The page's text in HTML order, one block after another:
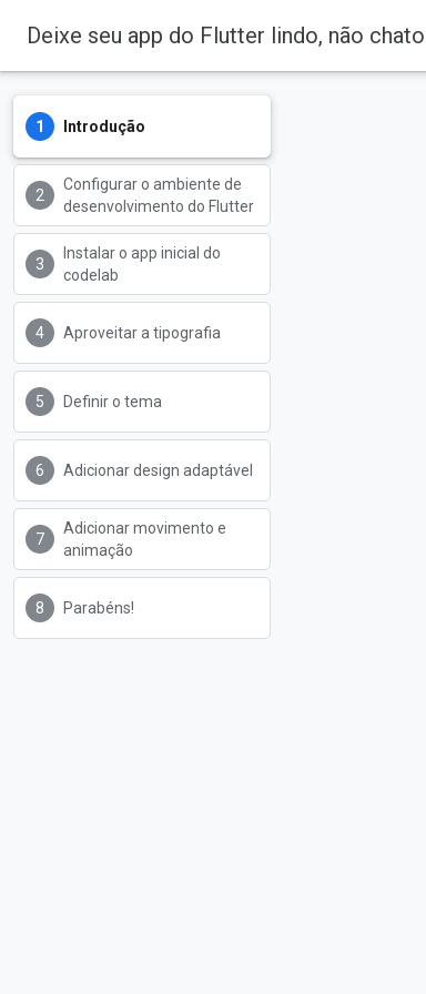
Deixe seu app do Flutter lindo, não chato
Introdução
Configurar o ambiente de
desenvolvimento do Flutter
Instalar o app inicial do
codelab
Aproveitar a tipografia
Definir o tema
Adicionar design adaptável
Adicionar movimento e
animação
Parabéns!